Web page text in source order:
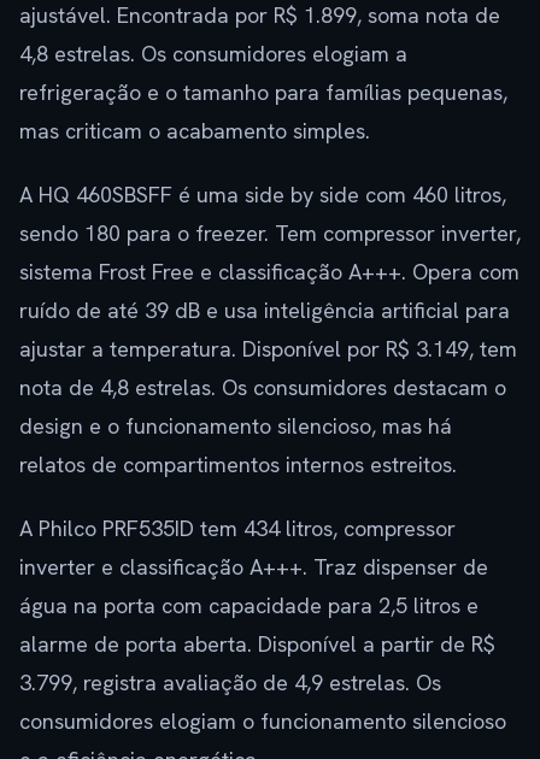
ajustável. Encontrada por R$ 1.899, soma nota de
4,8 estrelas. Os consumidores elogiam a
refrigeração e o tamanho para famílias pequenas,
mas criticam o acabamento simples.
A HQ 460SBSFF é uma side by side com 460 litros,
sendo 180 para o freezer. Tem compressor inverter,
sistema Frost Free e classificação A+++. Opera com
ruído de até 39 dB e usa inteligência artificial para
ajustar a temperatura. Disponível por R$ 3.149, tem
nota de 4,8 estrelas. Os consumidores destacam o
design e o funcionamento silencioso, mas há
relatos de compartimentos internos estreitos.
A Philco PRF535ID tem 434 litros, compressor
inverter e classificação A+++. Traz dispenser de
água na porta com capacidade para 2,5 litros e
alarme de porta aberta. Disponível a partir de R$
3.799, registra avaliação de 4,9 estrelas. Os
consumidores elogiam o funcionamento silencioso